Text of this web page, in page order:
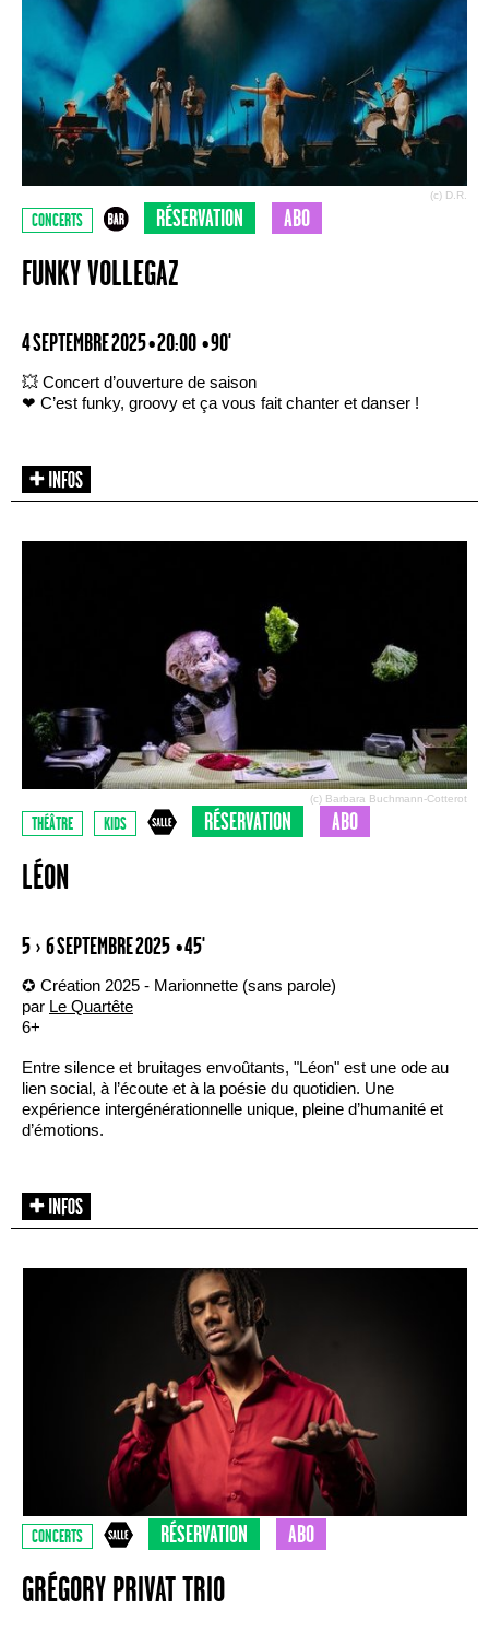
(c) D.R.
CONCERTS RÉSERVATION ABO
FUNKY VOLLEGAZ
4 SEPTEMBRE 2025 • 20:00 • 90'
💥 Concert d’ouverture de saison
❤ C’est funky, groovy et ça vous fait chanter et danser !
(c) Barbara Buchmann-Cotterot
THÉÂTRE KIDS RÉSERVATION ABO
LÉON
5 › 6 SEPTEMBRE 2025 • 45'
✪ Création 2025 - Marionnette (sans parole)
par Le Quartête
6+
Entre silence et bruitages envoûtants, "Léon" est une ode au
lien social, à l’écoute et à la poésie du quotidien. Une
expérience intergénérationnelle unique, pleine d’humanité et
d’émotions.
CONCERTS RÉSERVATION ABO
GRÉGORY PRIVAT TRIO